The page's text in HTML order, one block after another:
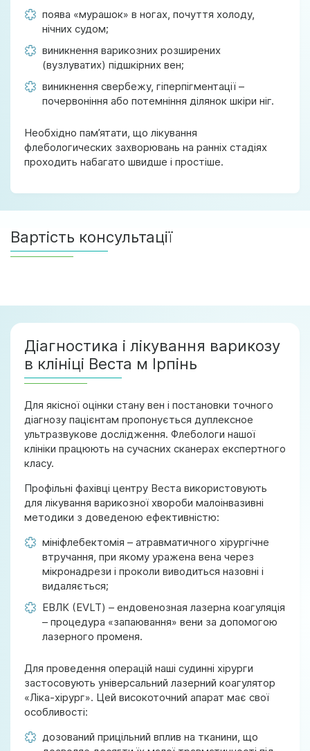
поява «мурашок» в ногах, почуття холоду,
нічних судом;
виникнення варикозних розширених
(вузлуватих) підшкірних вен;
виникнення свербежу, гіперпігментації –
почервоніння або потемніння ділянок шкіри ніг.
Необхідно пам’ятати, що лікування
флебологических захворювань на ранніх стадіях
проходить набагато швидше і простіше.
Вартість консультації
Діагностика і лікування варикозу
в клініці Веста м Ірпінь
Для якісної оцінки стану вен і постановки точного
діагнозу пацієнтам пропонується дуплексное
ультразвукове дослідження. Флебологи нашої
клініки працюють на сучасних сканерах експертного
класу.
Профільні фахівці центру Веста використовують
для лікування варикозної хвороби малоінвазивні
методики з доведеною ефективністю:
мініфлебектомія – атравматичного хірургічне
втручання, при якому уражена вена через
мікронадрези і проколи виводиться назовні і
видаляється;
ЕВЛК (EVLT) – ендовенозная лазерна коагуляція
– процедура «запаювання» вени за допомогою
лазерного променя.
Для проведення операцій наші судинні хірурги
застосовують універсальний лазерний коагулятор
«Ліка-хірург». Цей високоточний апарат має свої
особливості:
дозований прицільний вплив на тканини, що